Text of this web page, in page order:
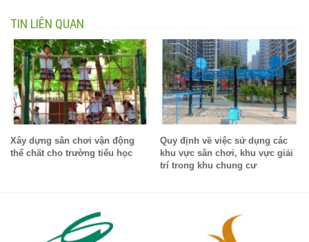
TIN LIÊN QUAN
Xây dựng sân chơi vận động
thể chất cho trường tiểu học
Quy định về việc sử dụng các
khu vực sân chơi, khu vực giải
trí trong khu chung cư